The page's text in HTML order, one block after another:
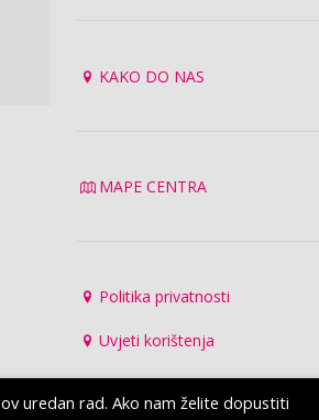
KAKO DO NAS
MAPE CENTRA
Politika privatnosti
Uvjeti korištenja
uredan rad. Ako nam želite dopustiti